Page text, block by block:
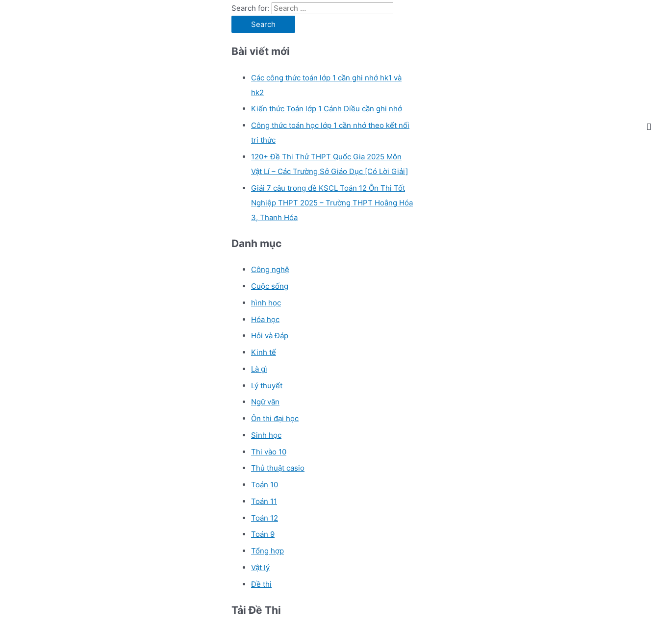
Search for:
Bài viết mới
Các công thức toán lớp 1 cần ghi nhớ hk1 và
hk2
Kiến thức Toán lớp 1 Cánh Diều cần ghi nhớ
Công thức toán học lớp 1 cần nhớ theo kết nối
tri thức
120+ Đề Thi Thử THPT Quốc Gia 2025 Môn
Vật Lí – Các Trường Sở Giáo Dục [Có Lời Giải]
Giải 7 câu trong đề KSCL Toán 12 Ôn Thi Tốt
Nghiệp THPT 2025 – Trường THPT Hoằng Hóa
3, Thanh Hóa
Danh mục
Công nghệ
Cuộc sống
hình học
Hóa học
Hỏi và Đáp
Kinh tế
Là gì
Lý thuyết
Ngữ văn
Ôn thi đại học
Sinh học
Thi vào 10
Thủ thuật casio
Toán 10
Toán 11
Toán 12
Toán 9
Tổng hợp
Vật lý
Đề thi
Tải Đề Thi